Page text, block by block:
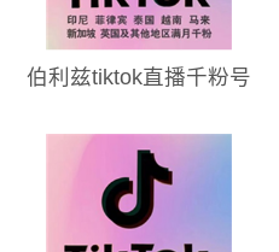
伯利兹tiktok直播千粉号